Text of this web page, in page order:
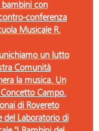
bambini con
conferenza
Musicale R.
un lutto
Comunità
la musica. Un
Campo.
di Rovereto
del Laboratorio di